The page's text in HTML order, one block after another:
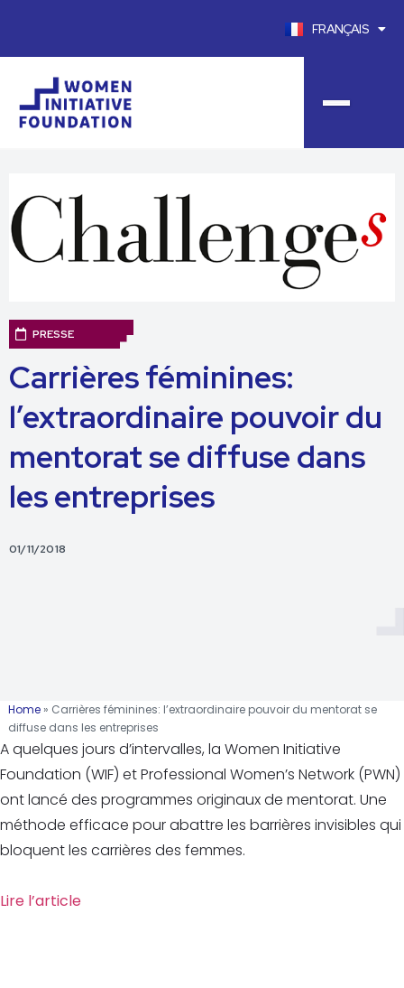
FRANÇAIS
ENGLISH
PRESSE
Carrières féminines:
l’extraordinaire pouvoir du
mentorat se diffuse dans
les entreprises
01/11/2018
Home » Carrières féminines: l’extraordinaire pouvoir du mentorat se
diffuse dans les entreprises
A quelques jours d’intervalles, la Women Initiative
Foundation (WIF) et Professional Women’s Network (PWN)
ont lancé des programmes originaux de mentorat. Une
méthode efficace pour abattre les barrières invisibles qui
bloquent les carrières des femmes.
Lire l’article